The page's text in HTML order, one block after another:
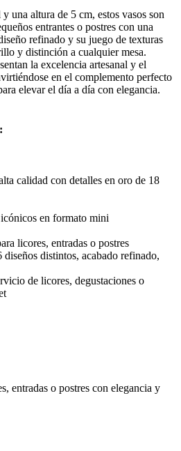
una altura de 5 cm, estos vasos son
entrantes o postres con una
refinado y su juego de texturas
y distinción a cualquier mesa.
la excelencia artesanal y el
en el complemento perfecto
elevar el día a día con elegancia.
calidad con detalles en oro de 18
en formato mini
licores, entradas o postres
distintos, acabado refinado,
de licores, degustaciones o
entradas o postres con elegancia y